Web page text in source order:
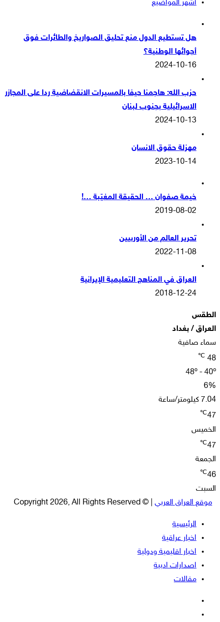
أشهر المواضيع
هل تستطيع الدول منع تحليق الصواريخ والطائرات فوق
أجوائها الوطنية؟
2024-10-16
حزب الله: هاجمنا حيفا بالمسيرات الانقضاضية ردا على المجازر
الاسرائيلية بجنوب لبنان
2024-10-13
مهزلة حقوق الانسان
2023-10-14
خيمة صفوان … الحقيقة المغيّبة …!
2019-08-02
تحرير العالم من الأوربيين
2022-11-08
العراق في المناهج التعليمية الإيرانية
2018-12-24
الطقس
العراق / بغداد
سماء صافية
48
℃
48º - 40º
6%
7.04 كيلومتر/ساعة
47
℃
الخميس
47
℃
الجمعة
46
℃
السبت
موقع العراق العربي | © Copyright 2026, All Rights Reserved
الرئيسية
اخبار عراقية
اخبار اقليمية ودولية
اصدارات ادبية
مقالات